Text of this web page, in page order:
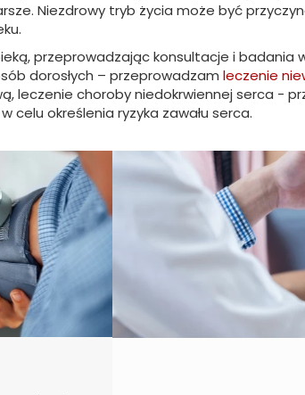
Niezdrowy tryb życia może być
przeprowadzając konsultacje i badania w
dorosłych – przeprowadzam leczenie
leczenie choroby niedokrwiennej serca -
celu określenia ryzyka zawału serca.